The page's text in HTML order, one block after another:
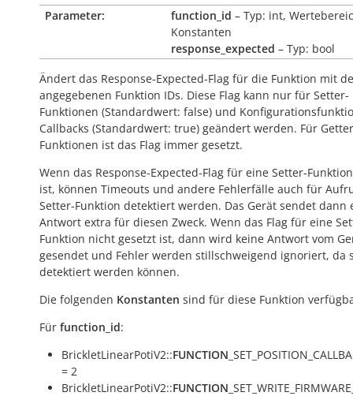
Parameter: function_id – Typ: int,
Konstanten
response_expected – Typ: bool
Ändert das Response-Expected-Flag für die Funktion mit
angegebenen Funktion IDs. Diese Flag kann nur für Setter-
Funktionen (Standardwert: false) und
Callbacks (Standardwert: true) geändert werden. Für
Funktionen ist das Flag immer gesetzt.
Wenn das Response-Expected-Flag für eine Setter-
ist, können Timeouts und andere Fehlerfälle auch für
Setter-Funktion detektiert werden. Das Gerät sendet dann
Antwort extra für diesen Zweck. Wenn das Flag für eine
Funktion nicht gesetzt ist, dann wird keine Antwort vom
gesendet und Fehler werden stillschweigend ignoriert, da
detektiert werden können.
Die folgenden Konstanten sind für diese Funktion
Für function_id:
BrickletLinearPotiV2::FUNCTION
= 2
BrickletLinearPotiV2::FUNCTION